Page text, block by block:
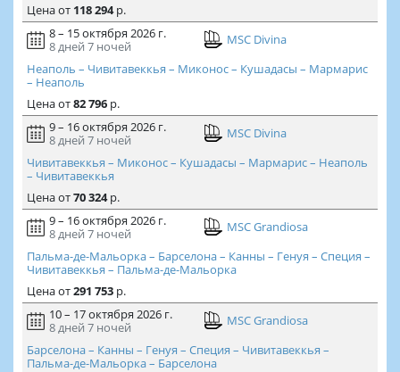
Ценаот 118 294р.
8 – 15 октября 2026 г.
8 дней 7 ночей
MSC Divina
Неаполь – Чивитавеккья – Миконос – Кушадасы – Мармарис
– Неаполь
Ценаот82 796р.
9 – 16 октября 2026 г.
8 дней 7 ночей
MSC Divina
Чивитавеккья – Миконос – Кушадасы – Мармарис – Неаполь
– Чивитавеккья
Ценаот70 324р.
9 – 16 октября 2026 г.
8 дней 7 ночей
MSC Grandiosa
Пальма-де-Мальорка – Барселона – Канны – Генуя – Специя –
Чивитавеккья – Пальма-де-Мальорка
Ценаот291 753р.
10 – 17 октября 2026 г.
8 дней 7 ночей
MSC Grandiosa
Барселона – Канны – Генуя – Специя – Чивитавеккья –
Пальма-де-Мальорка – Барселона